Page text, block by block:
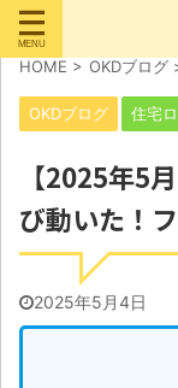
HOME > OKDブログ
OKDブログ 住宅
【2025年5
び動いた！
2025年5月4日